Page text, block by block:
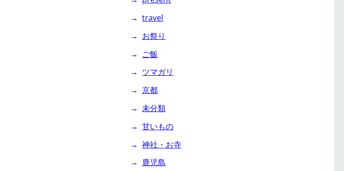
travel
お祭り
ご飯
ツマガリ
京都
未分類
甘いもの
神社・お寺
鹿児島